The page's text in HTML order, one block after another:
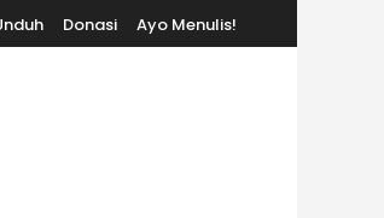
Donasi Ayo Menulis!